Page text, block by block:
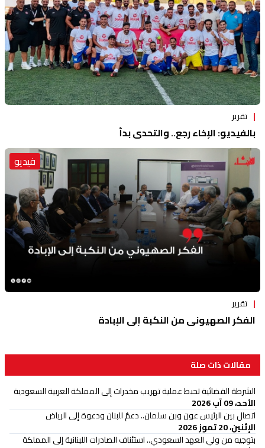
تقرير
بالفيديو: الإخاء رجع.. والتحدي بدأ
فيديو
تقرير
الفكر الصهيوني من النكبة إلى الإبادة
مقالات ذات صلة
الشرطة القضائية تحبط عملية تهريب مخدرات إلى المملكة العربية السعودية
الأحد، 09 آب 2026
اتصال بين الرئيس عون وبن سلمان.. دعمٌ للبنان ودعوة إلى الرياض
الإثنين، 20 تموز 2026
بتوجيه من ولي العهد السعودي.. استئناف الصادرات اللبنانية إلى المملكة